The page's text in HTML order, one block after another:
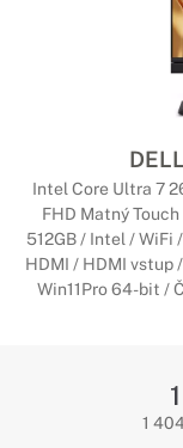
Intel Core Ultra 7
FHD Matný
512GB / Intel / WiFi
HDMI / HDMI vstup
Win11Pro 64-bit /
1